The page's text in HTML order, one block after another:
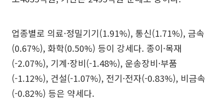
업종별로 의료·정밀기기(1.91%), 통신(1.71%), 금속
(0.67%), 화학(0.50%) 등이 강세다. 종이·목재
(-2.07%), 기계·장비(-1.48%), 운송장비·부품
(-1.12%), 건설(-1.07%), 전기·전자(-0.83%), 비금속
(-0.82%) 등은 약세다.